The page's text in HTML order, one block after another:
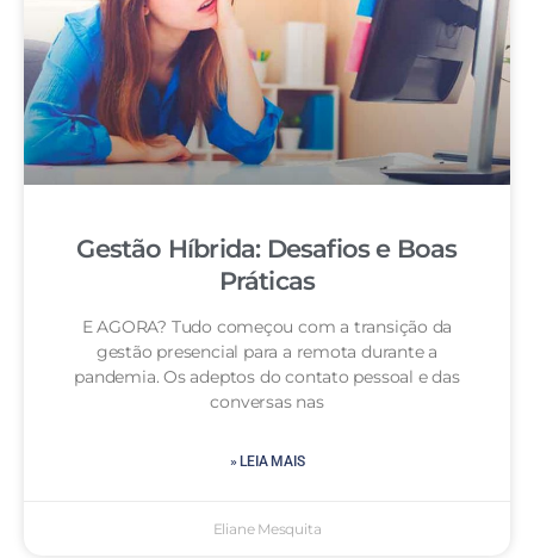
Gestão Híbrida: Desafios e Boas
Práticas
E AGORA? Tudo começou com a transição da
gestão presencial para a remota durante a
pandemia. Os adeptos do contato pessoal e das
conversas nas
» LEIA MAIS
Eliane Mesquita